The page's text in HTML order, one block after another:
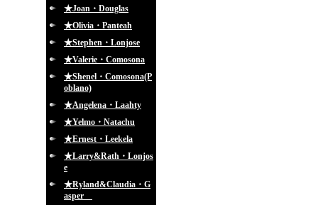
★Joan・Douglas
★Olivia・Panteah
★Stephen・Lonjose
★Valerie・Comosona
★Shenel・Comosona(P
oblano)
★Angelena・Laahty
★Yelmo・Natachu
★Ernest・Leekela
★Larry&Rath・Lonjos
e
★Ryland&Claudia・G
asper